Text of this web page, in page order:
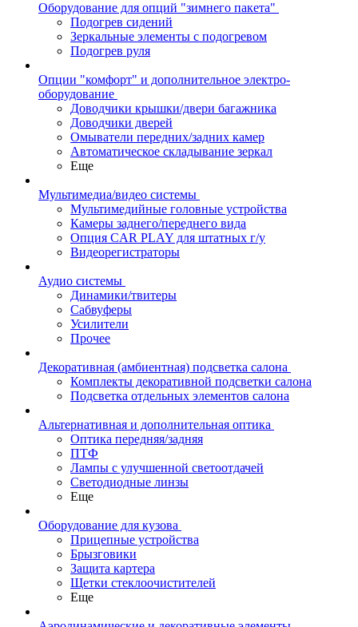
Оборудование для опций "зимнего пакета"
Подогрев сидений
Зеркальные элементы с подогревом
Подогрев руля
Опции "комфорт" и дополнительное электро-
оборудование
Доводчики крышки/двери багажника
Доводчики дверей
Омыватели передних/задних камер
Автоматическое складывание зеркал
Еще
Мультимедиа/видео системы
Мультимедийные головные устройства
Камеры заднего/переднего вида
Опция CAR PLAY для штатных г/у
Видеорегистраторы
Аудио системы
Динамики/твитеры
Сабвуферы
Усилители
Прочее
Декоративная (амбиентная) подсветка салона
Комплекты декоративной подсветки салона
Подсветка отдельных элементов салона
Альтернативная и дополнительная оптика
Оптика передняя/задняя
ПТФ
Лампы с улучшенной светоотдачей
Светодиодные линзы
Еще
Оборудование для кузова
Прицепные устройства
Брызговики
Защита картера
Щетки стеклоочистителей
Еще